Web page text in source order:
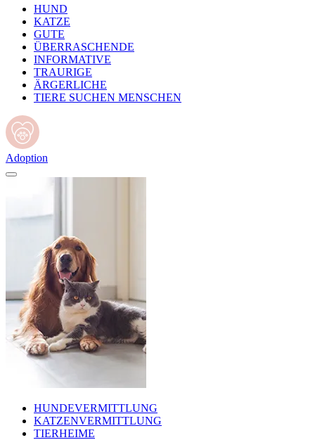
HUND
KATZE
GUTE
ÜBERRASCHENDE
INFORMATIVE
TRAURIGE
ÄRGERLICHE
TIERE SUCHEN MENSCHEN
Adoption
HUNDEVERMITTLUNG
KATZENVERMITTLUNG
TIERHEIME